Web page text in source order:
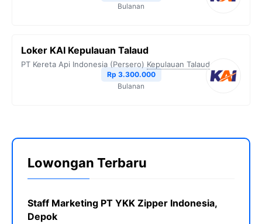
Bulanan
Loker KAI Kepulauan Talaud
PT Kereta Api Indonesia (Persero) Kepulauan Talaud
Rp 3.300.000
Bulanan
Lowongan Terbaru
Staff Marketing PT YKK Zipper Indonesia,
Depok